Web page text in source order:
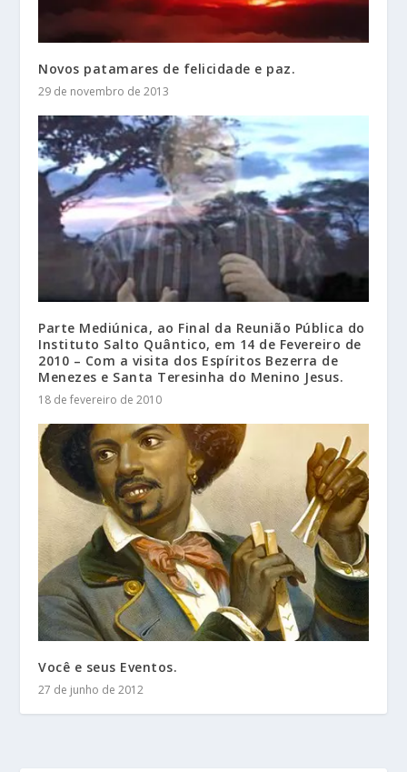
Novos patamares de felicidade e paz.
29 de novembro de 2013
Parte Mediúnica, ao Final da Reunião Pública do
Instituto Salto Quântico, em 14 de Fevereiro de
2010 – Com a visita dos Espíritos Bezerra de
Menezes e Santa Teresinha do Menino Jesus.
18 de fevereiro de 2010
Você e seus Eventos.
27 de junho de 2012